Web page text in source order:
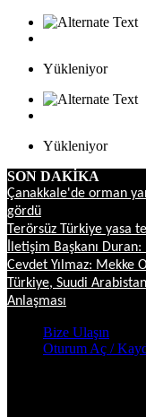
Yükleniyor
Yükleniyor
SON DAKİKA
Çanakkale'de orman
gördü
Terörsüz Türkiye yasa
İletişim Başkanı
Cevdet Yılmaz: Mekke
Türkiye, Suudi
Anlaşması
Bize Ulaşın
Oturum Aç /